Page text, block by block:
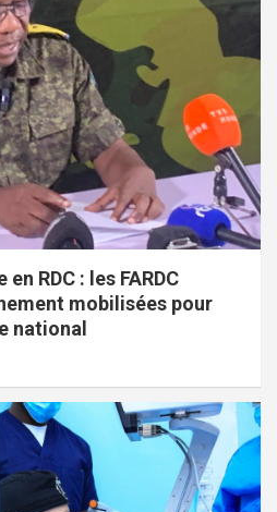
RDC : les FARDC
mobilisées pour
national